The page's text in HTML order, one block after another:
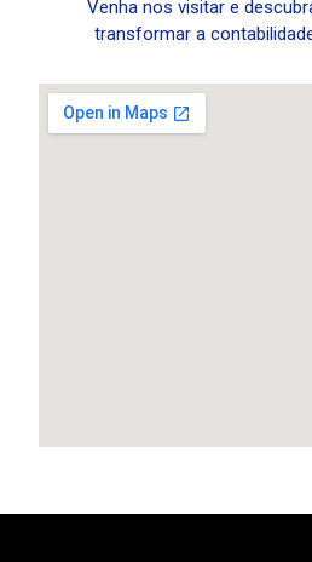
Venha nos visitar e
transformar a